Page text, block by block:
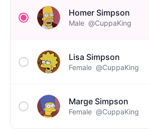
Homer Simpson
Male @CuppaKing
Lisa Simpson
Female @CuppaKing
Marge Simpson
Female @CuppaKing